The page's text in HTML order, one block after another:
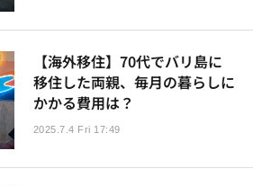
【海外移住】70代でバリ島に
移住した両親、毎月の暮らしに
かかる費用は？
2025.7.4 Fri 17:49